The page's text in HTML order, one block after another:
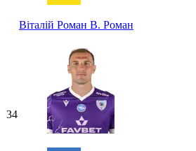
Віталій Роман В. Роман
34